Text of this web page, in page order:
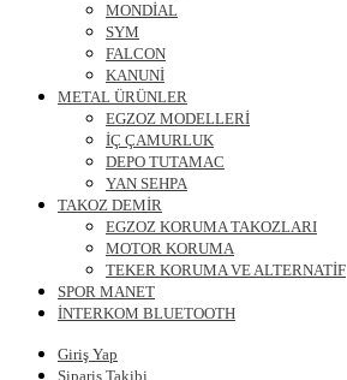
MONDİAL
SYM
FALCON
KANUNİ
METAL ÜRÜNLER
EGZOZ MODELLERİ
İÇ ÇAMURLUK
DEPO TUTAMAC
YAN SEHPA
TAKOZ DEMİR
EGZOZ KORUMA TAKOZLARI
MOTOR KORUMA
TEKER KORUMA VE ALTERNATİF
SPOR MANET
İNTERKOM BLUETOOTH
Giriş Yap
Sipariş Takibi